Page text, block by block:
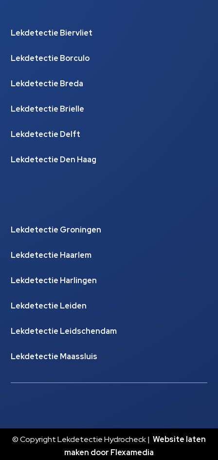
Lekdetectie Biervliet
Lekdetectie Borculo
Lekdetectie Breda
Lekdetectie Brielle
Lekdetectie Delft
Lekdetectie Den Haag
Lekdetectie Groningen
Lekdetectie Haarlem
Lekdetectie Harlingen
Lekdetectie Leiden
Lekdetectie Leidschendam
Lekdetectie Maassluis
© Copyright Lekdetectie Hydrocheck | Website laten
maken door Flexamedia